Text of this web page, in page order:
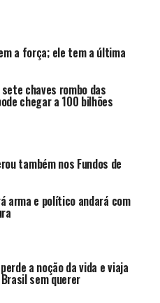
a força; ele tem a última
chaves rombo das
chegar a 100 bilhões
também nos Fundos de
arma e político andará com
a noção da vida e viaja
sem querer